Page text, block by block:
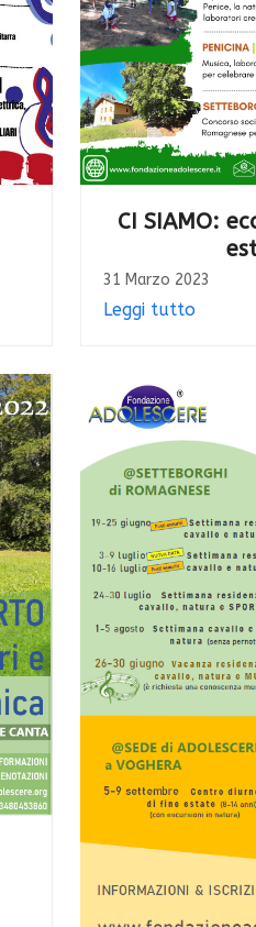
CI SIAMO:
31 Marzo 2023
Leggi tutto